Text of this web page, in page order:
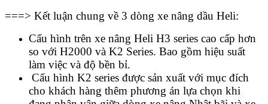
===> Kết luận chung về 3 dòng xe nâng dầu Heli:
Cấu hình trên xe nâng Heli H3 series cao cấp hơn
so với H2000 và K2 Series. Bao gồm hiệu suất
làm việc và độ bền bỉ.
Cấu hình K2 series được sản xuất với mục đích
cho khách hàng thêm phương án lựa chọn khi